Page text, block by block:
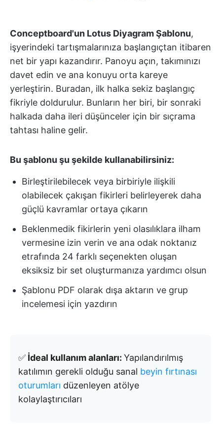
Conceptboard'un Lotus Diyagram Şablonu,
işyerindeki tartışmalarınıza başlangıçtan itibaren
net bir yapı kazandırır. Panoyu açın, takımınızı
davet edin ve ana konuyu orta kareye
yerleştirin. Buradan, ilk halka sekiz başlangıç
fikriyle doldurulur. Bunların her biri, bir sonraki
halkada daha ileri düşünceler için bir sıçrama
tahtası haline gelir.
Bu şablonu şu şekilde kullanabilirsiniz:
Birleştirilebilecek veya birbiriyle ilişkili
olabilecek çakışan fikirleri belirleyerek daha
güçlü kavramlar ortaya çıkarın
Beklenmedik fikirlerin yeni olasılıklara ilham
vermesine izin verin ve ana odak noktanız
etrafında 24 farklı seçenekten oluşan
eksiksiz bir set oluşturmanıza yardımcı olsun
Şablonu PDF olarak dışa aktarın ve grup
incelemesi için yazdırın
✅ İdeal kullanım alanları: Yapılandırılmış
katılımın gerekli olduğu sanal beyin fırtınası
oturumları düzenleyen atölye
kolaylaştırıcıları